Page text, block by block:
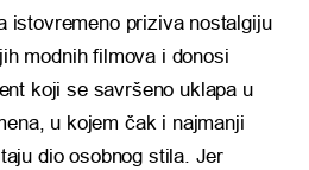
istovremeno priziva nostalgiju
modnih filmova i donosi
koji se savršeno uklapa u
u kojem čak i najmanji
dio osobnog stila. Jer